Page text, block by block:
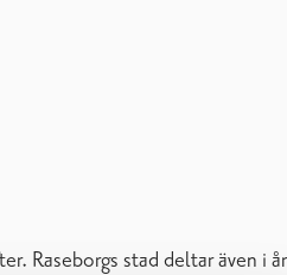
Raseborgs stad deltar även i